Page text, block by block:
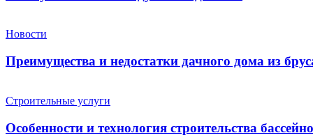
Новости
Преимущества и недостатки дачного дома из
Строительные услуги
Особенности и технология строительства